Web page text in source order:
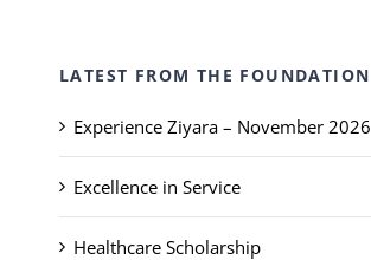
LATEST FROM THE FOUNDATION
Experience Ziyara – November 2026
Excellence in Service
Healthcare Scholarship